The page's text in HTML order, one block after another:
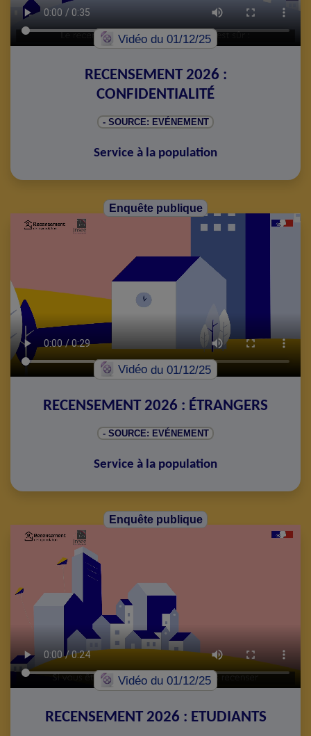
Vidéodu 01/12/25
RECENSEMENT 2026 :
CONFIDENTIALITÉ
- SOURCE: EVÉNEMENT
Service à la population
Enquête publique
Vidéodu 01/12/25
RECENSEMENT 2026 : ÉTRANGERS
- SOURCE: EVÉNEMENT
Service à la population
Enquête publique
Vidéodu 01/12/25
RECENSEMENT 2026 : ETUDIANTS